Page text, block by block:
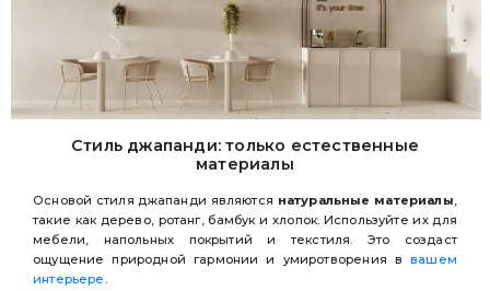
Стиль джапанди: только естественные
материалы
Основой стиля джапанди являются натуральные материалы
такие как дерево, ротанг, бамбук и хлопок. Используйте их для
мебели, напольных покрытий и текстиля. Это создаст
ощущение природной гармонии и умиротворения ввашем
интерьере